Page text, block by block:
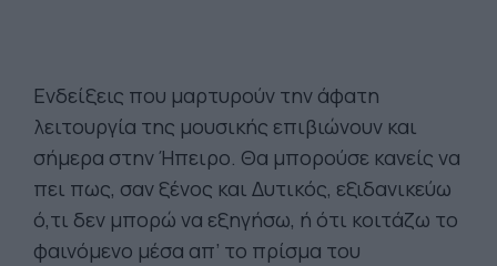
Ενδείξεις που μαρτυρούν την άφατη
λειτουργία της μουσικής επιβιώνουν και
σήμερα στην Ήπειρο. Θα μπορούσε κανείς να
πει πως, σαν ξένος και Δυτικός, εξιδανικεύω
ό,τι δεν μπορώ να εξηγήσω, ή ότι κοιτάζω το
φαινόμενο μέσα απ’ το πρίσμα του